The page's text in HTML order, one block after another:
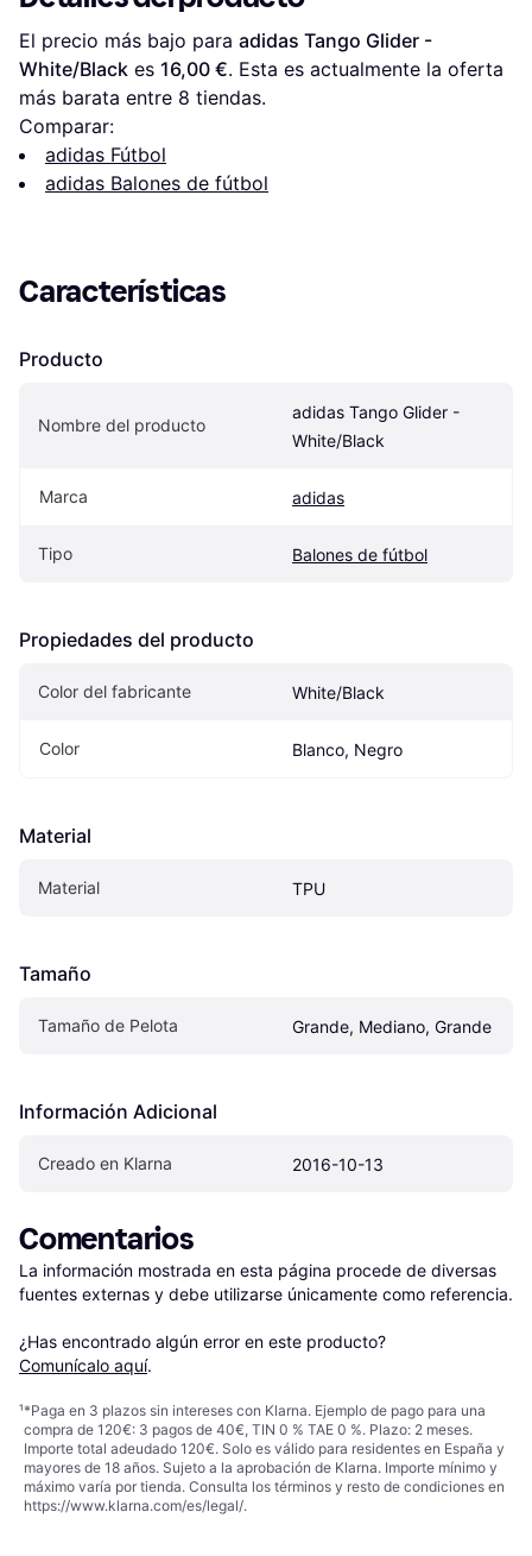
El precio más bajo para adidas Tango Glider -
White/Black es 16,00 €. Esta es actualmente la oferta
más barata entre 8 tiendas.
Comparar:
adidas Fútbol
adidas Balones de fútbol
Características
Producto
Nombre del producto
adidas Tango Glider -
White/Black
Marca adidas
Tipo Balones de fútbol
Propiedades del producto
Color del fabricante White/Black
Color Blanco, Negro
Material
Material TPU
Tamaño
Tamaño de Pelota Grande, Mediano, Grande
Información Adicional
Creado en Klarna 2016-10-13
Comentarios
La información mostrada en esta página procede de diversas
fuentes externas y debe utilizarse únicamente como referencia.
¿Has encontrado algún error en este producto?
Comunícalo aquí.
¹*Paga en 3 plazos sin intereses con Klarna. Ejemplo de pago para una
compra de 120€: 3 pagos de 40€, TIN 0 % TAE 0 %. Plazo: 2 meses.
Importe total adeudado 120€. Solo es válido para residentes en España y
mayores de 18 años. Sujeto a la aprobación de Klarna. Importe mínimo y
máximo varía por tienda. Consulta los términos y resto de condiciones en
https://www.klarna.com/es/legal/.